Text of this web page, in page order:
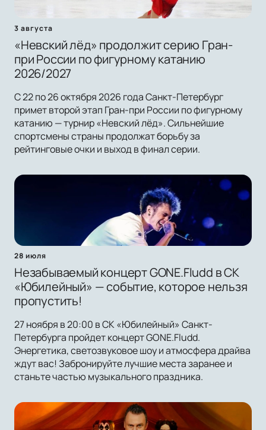
3 августа
«Невский лёд» продолжит серию Гран-
при России по фигурному катанию
2026/2027
С 22 по 26 октября 2026 года Санкт-Петербург
примет второй этап Гран-при России по фигурному
катанию — турнир «Невский лёд». Сильнейшие
спортсмены страны продолжат борьбу за
рейтинговые очки и выход в финал серии.
28 июля
Незабываемый концерт GONE.Fludd в СК
«Юбилейный» — событие, которое нельзя
пропустить!
27 ноября в 20:00 в СК «Юбилейный» Санкт-
Петербурга пройдет концерт GONE.Fludd.
Энергетика, светозвуковое шоу и атмосфера драйва
ждут вас! Забронируйте лучшие места заранее и
станьте частью музыкального праздника.